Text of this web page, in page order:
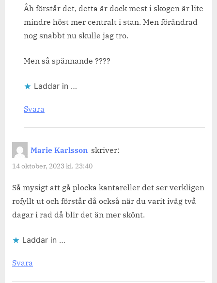
Åh förstår det, detta är dock mest i skogen är lite
mindre höst mer centralt i stan. Men förändrad
nog snabbt nu skulle jag tro.
Men så spännande ????
Laddar in …
Svara
Marie Karlsson skriver:
14 oktober, 2023 kl. 23:40
Så mysigt att gå plocka kantareller det ser verkligen
rofyllt ut och förstår då också när du varit iväg två
dagar i rad då blir det än mer skönt.
Laddar in …
Svara